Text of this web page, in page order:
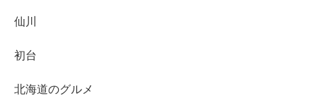
仙川
初台
北海道のグルメ